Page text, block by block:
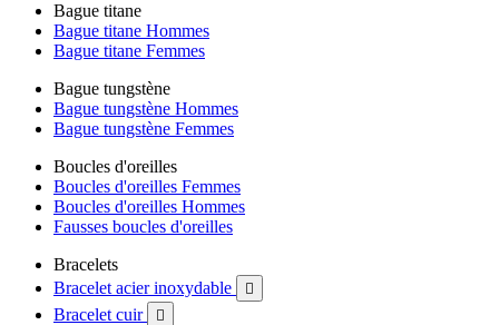
Bague titane
Bague titane Hommes
Bague titane Femmes
Bague tungstène
Bague tungstène Hommes
Bague tungstène Femmes
Boucles d'oreilles
Boucles d'oreilles Femmes
Boucles d'oreilles Hommes
Fausses boucles d'oreilles
Bracelets
Bracelet acier inoxydable

Bracelet cuir 